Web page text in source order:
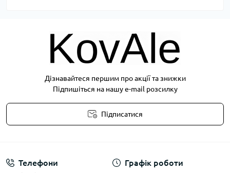
Дізнавайтеся першим про акції та знижки
Підпишіться на нашу e-mail розсилку
Підписатися
Телефони Графік роботи